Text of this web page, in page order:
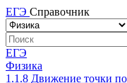
ЕГЭ Справочник
ЕГЭ
Физика
1.1.8 Движение точки